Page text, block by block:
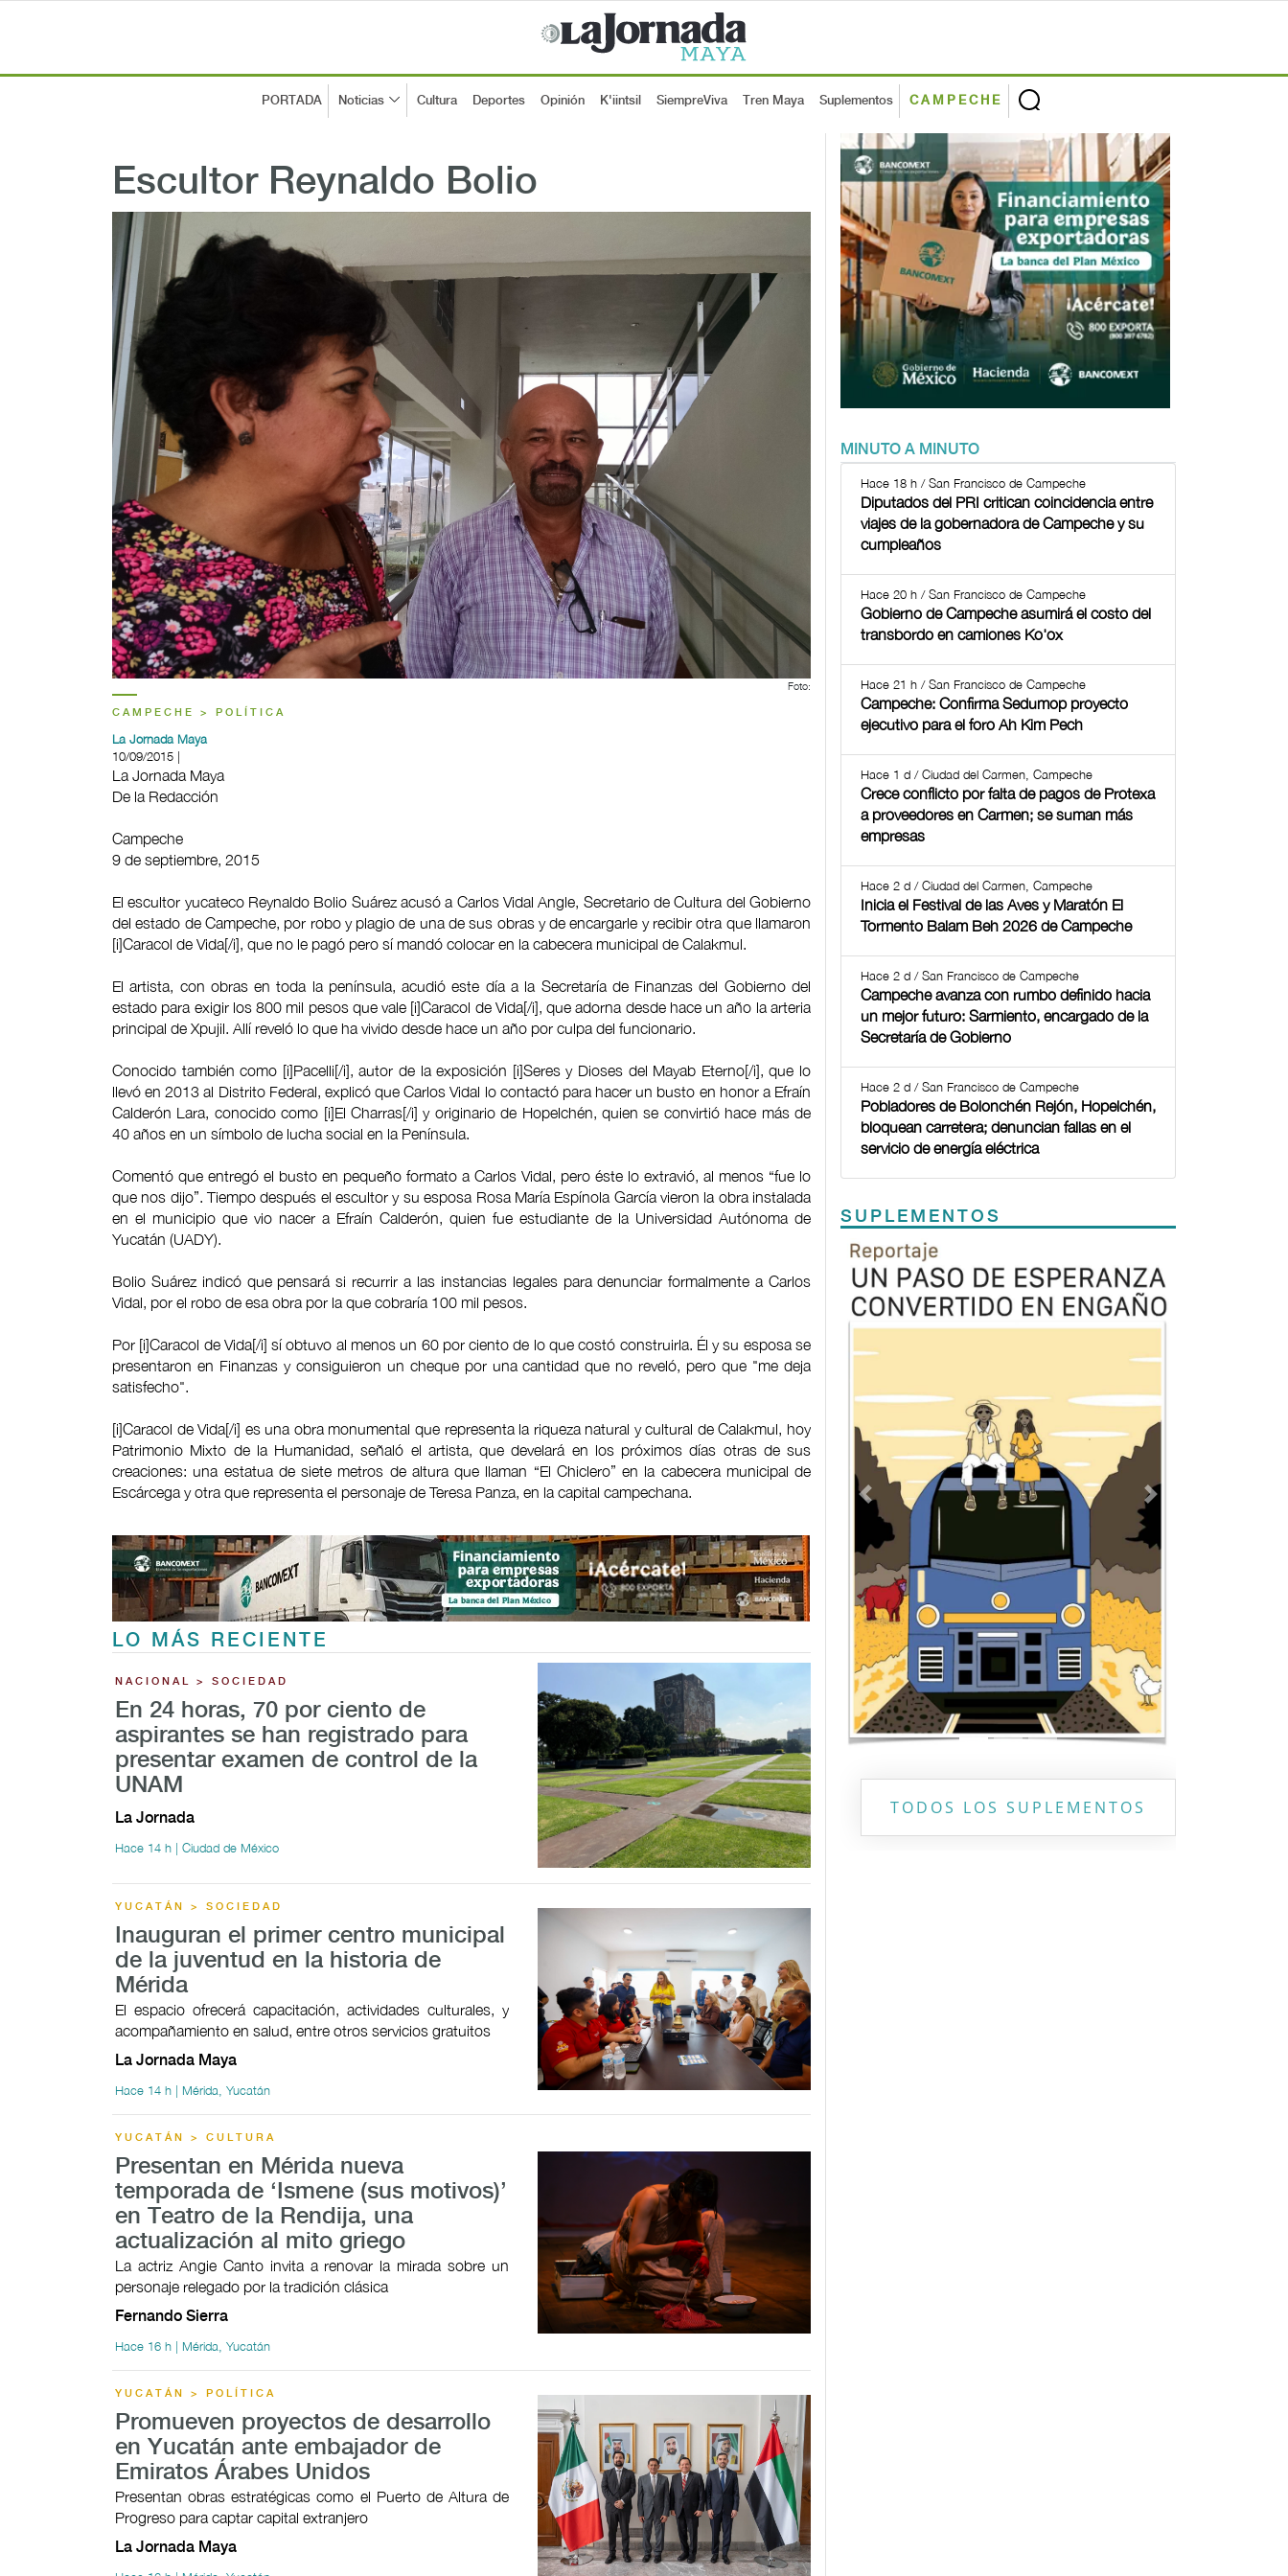
PORTADA Noticias Cultura Deportes Opinión K'iintsil SiempreViva Tren Maya Suplementos CAMPECHE
Escultor Reynaldo Bolio
Foto:
CAMPECHE > POLÍTICA
La Jornada Maya
10/09/2015 |
La Jornada Maya
De la Redacción
Campeche
9 de septiembre, 2015
El escultor yucateco Reynaldo Bolio Suárez acusó a Carlos Vidal Angle, Secretario de Cultura del Gobierno
del estado de Campeche, por robo y plagio de una de sus obras y de encargarle y recibir otra que llamaron
[i]Caracol de Vida[/i], que no le pagó pero sí mandó colocar en la cabecera municipal de Calakmul.
El artista, con obras en toda la península, acudió este día a la Secretaría de Finanzas del Gobierno del
estado para exigir los 800 mil pesos que vale [i]Caracol de Vida[/i], que adorna desde hace un año la arteria
principal de Xpujil. Allí reveló lo que ha vivido desde hace un año por culpa del funcionario.
Conocido también como [i]Pacelli[/i], autor de la exposición [i]Seres y Dioses del Mayab Eterno[/i], que lo
llevó en 2013 al Distrito Federal, explicó que Carlos Vidal lo contactó para hacer un busto en honor a Efraín
Calderón Lara, conocido como [i]El Charras[/i] y originario de Hopelchén, quien se convirtió hace más de
40 años en un símbolo de lucha social en la Península.
Comentó que entregó el busto en pequeño formato a Carlos Vidal, pero éste lo extravió, al menos “fue lo
que nos dijo”. Tiempo después el escultor y su esposa Rosa María Espínola García vieron la obra instalada
en el municipio que vio nacer a Efraín Calderón, quien fue estudiante de la Universidad Autónoma de
Yucatán (UADY).
Bolio Suárez indicó que pensará si recurrir a las instancias legales para denunciar formalmente a Carlos
Vidal, por el robo de esa obra por la que cobraría 100 mil pesos.
Por [i]Caracol de Vida[/i] sí obtuvo al menos un 60 por ciento de lo que costó construirla. Él y su esposa se
presentaron en Finanzas y consiguieron un cheque por una cantidad que no reveló, pero que "me deja
satisfecho".
[i]Caracol de Vida[/i] es una obra monumental que representa la riqueza natural y cultural de Calakmul, hoy
Patrimonio Mixto de la Humanidad, señaló el artista, que develará en los próximos días otras de sus
creaciones: una estatua de siete metros de altura que llaman “El Chiclero” en la cabecera municipal de
Escárcega y otra que representa el personaje de Teresa Panza, en la capital campechana.
LO MÁS RECIENTE
NACIONAL > SOCIEDAD
En 24 horas, 70 por ciento de
aspirantes se han registrado para
presentar examen de control de la
UNAM
La Jornada
Hace 14 h | Ciudad de México
YUCATÁN > SOCIEDAD
Inauguran el primer centro municipal
de la juventud en la historia de
Mérida
El espacio ofrecerá capacitación, actividades culturales, y
acompañamiento en salud, entre otros servicios gratuitos
La Jornada Maya
Hace 14 h | Mérida, Yucatán
YUCATÁN > CULTURA
Presentan en Mérida nueva
temporada de ‘Ismene (sus motivos)’
en Teatro de la Rendija, una
actualización al mito griego
La actriz Angie Canto invita a renovar la mirada sobre un
personaje relegado por la tradición clásica
Fernando Sierra
Hace 16 h | Mérida, Yucatán
YUCATÁN > POLÍTICA
Promueven proyectos de desarrollo
en Yucatán ante embajador de
Emiratos Árabes Unidos
Presentan obras estratégicas como el Puerto de Altura de
Progreso para captar capital extranjero
La Jornada Maya
MINUTO A MINUTO
Hace 18 h / San Francisco de Campeche
Diputados del PRI critican coincidencia entre
viajes de la gobernadora de Campeche y su
cumpleaños
Hace 20 h / San Francisco de Campeche
Gobierno de Campeche asumirá el costo del
transbordo en camiones Ko'ox
Hace 21 h / San Francisco de Campeche
Campeche: Confirma Sedumop proyecto
ejecutivo para el foro Ah Kim Pech
Hace 1 d / Ciudad del Carmen, Campeche
Crece conflicto por falta de pagos de Protexa
a proveedores en Carmen; se suman más
empresas
Hace 2 d / Ciudad del Carmen, Campeche
Inicia el Festival de las Aves y Maratón El
Tormento Balam Beh 2026 de Campeche
Hace 2 d / San Francisco de Campeche
Campeche avanza con rumbo definido hacia
un mejor futuro: Sarmiento, encargado de la
Secretaría de Gobierno
Hace 2 d / San Francisco de Campeche
Pobladores de Bolonchén Rejón, Hopelchén,
bloquean carretera; denuncian fallas en el
servicio de energía eléctrica
SUPLEMENTOS
Previous Next
TODOS LOS SUPLEMENTOS